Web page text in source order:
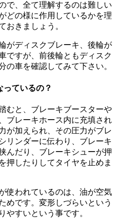
で、全て理解するのは難しい
どの様に作用しているかを理
おきましょう。
がディスクブレーキ、後輪が
ですが、前後輪ともディスク
の車を確認してみて下さい。
っているの？
むと、ブレーキブースターや
ブレーキホース内に充填され
が加えられ、その圧力がブレ
リンダーに伝わり、ブレーキ
んだり、ブレーキシューが押
押したりしてタイヤを止めま
使われているのは、油が空気
めです。変形しづらいという
やすいという事です。